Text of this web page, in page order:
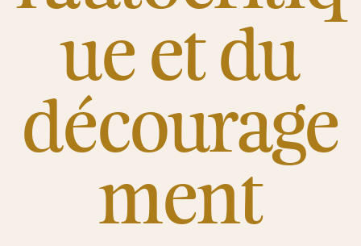
ue et du
décourage
ment